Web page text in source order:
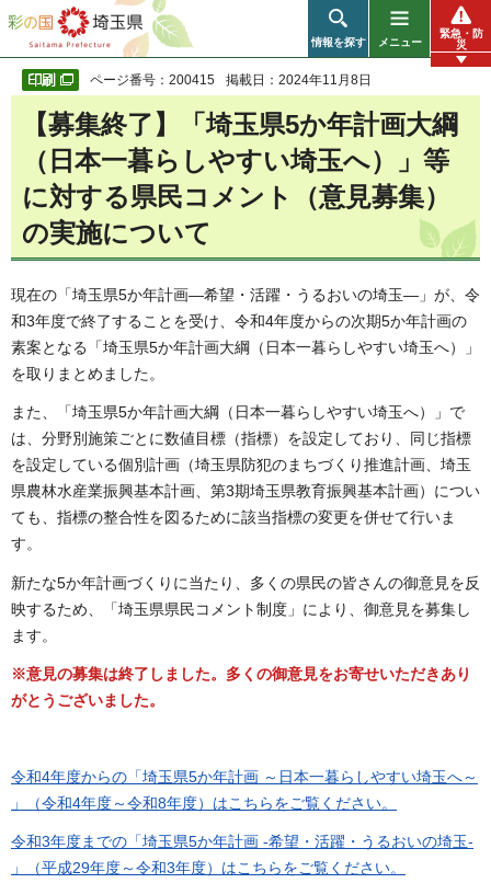
彩の国 埼玉県
情報を探す メニュー
緊急・防
災
ページ番号：200415 掲載日：2024年11月8日
【募集終了】「埼玉県5か年計画大綱
（日本一暮らしやすい埼玉へ）」等
に対する県民コメント（意見募集）
の実施について
現在の「埼玉県5か年計画―希望・活躍・うるおいの埼玉―」が、令
和3年度で終了することを受け、令和4年度からの次期5か年計画の
素案となる「埼玉県5か年計画大綱（日本一暮らしやすい埼玉へ）」
を取りまとめました。
また、「埼玉県5か年計画大綱（日本一暮らしやすい埼玉へ）」で
は、分野別施策ごとに数値目標（指標）を設定しており、同じ指標
を設定している個別計画（埼玉県防犯のまちづくり推進計画、埼玉
県農林水産業振興基本計画、第3期埼玉県教育振興基本計画）につい
ても、指標の整合性を図るために該当指標の変更を併せて行いま
す。
新たな5か年計画づくりに当たり、多くの県民の皆さんの御意見を反
映するため、「埼玉県県民コメント制度」により、御意見を募集し
ます。
※意見の募集は終了しました。多くの御意見をお寄せいただきあり
がとうございました。
令和4年度からの「埼玉県5か年計画 ～日本一暮らしやすい埼玉へ～
」（令和4年度～令和8年度）はこちらをご覧ください。
令和3年度までの「埼玉県5か年計画 -希望・活躍・うるおいの埼玉-
」（平成29年度～令和3年度）はこちらをご覧ください。